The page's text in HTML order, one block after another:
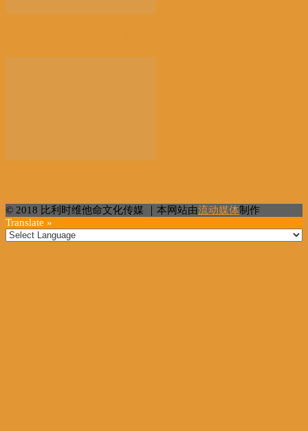
© 2018 比利时维他命文化传媒 ｜本网站由流动媒体制作
Translate »